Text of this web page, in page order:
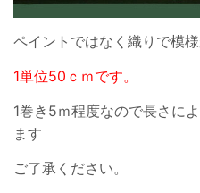
ペイントではなく織りで模
1単位50ｃｍです。
1巻き5ｍ程度なので長さに
ます
ご了承ください。